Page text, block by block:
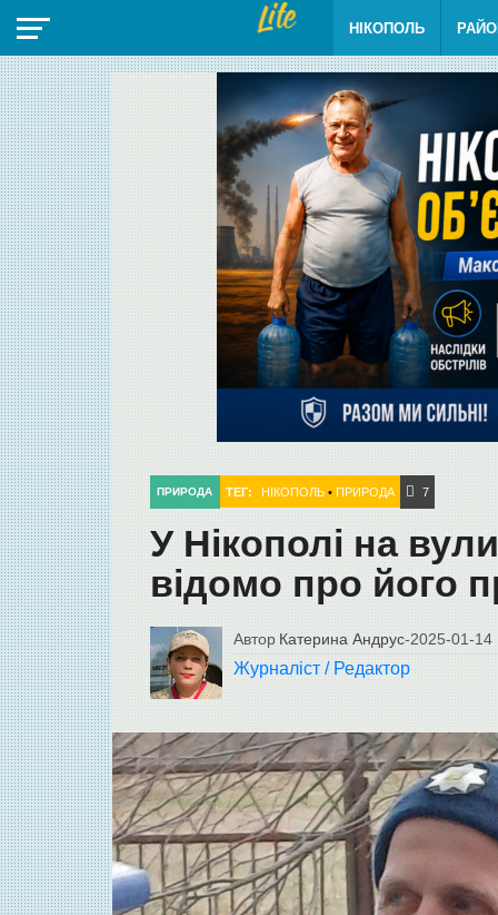
НІКОПОЛЬ
ПРИРОДА ТЕГ: НІКОПОЛЬ •ПРИРОДА 7
У Нікополі на
відомо про його
Автор Катерина Андрус-2025-01-14
Журналіст / Редактор